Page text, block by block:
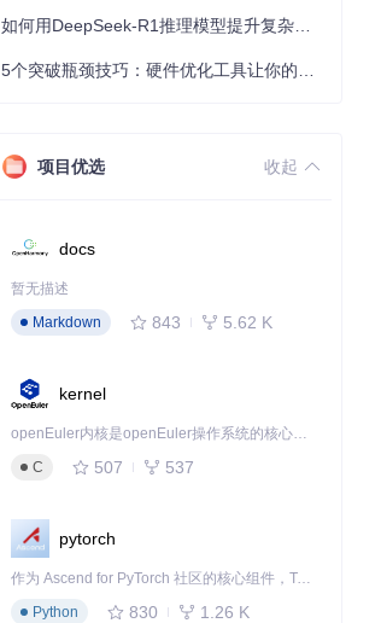
项目优选 收起
docs
暂无描述
Markdown
843 5.62 K
kernel
openEuler内核是openEuler操作系统的核心，既是系统性能与稳定性的基石，也是连接处理器、设备与服务的桥梁。
C
507 537
pytorch
作为 Ascend for PyTorch 社区的核心组件，TorchNPU 是昇腾专为 PyTorch 打造的深度学习适配插件，使 PyTorch 框架能够直接调用昇腾 NPU，为开发者提供昇腾 AI 处理器的超强算力。
Python
830 1.26 K